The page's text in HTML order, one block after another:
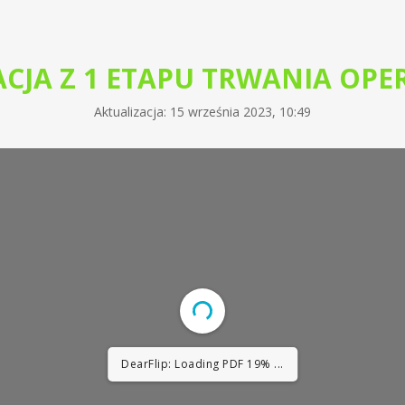
Z 1 ETAPU TRWANIA
Aktualizacja: 15 września 2023, 10:49